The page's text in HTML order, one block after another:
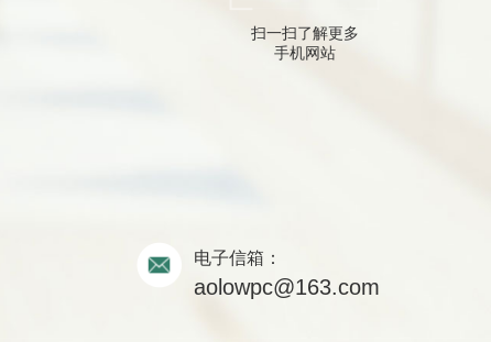
扫一扫了解更多
手机网站
电子信箱：
aolowpc@163.com